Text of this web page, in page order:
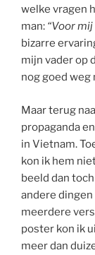
welke vragen
man: “Voor
bizarre
mijn vader op
nog goed
Maar terug
propaganda
in Vietnam.
kon ik hem
beeld dan
andere
meerdere
poster kon ik
meer dan